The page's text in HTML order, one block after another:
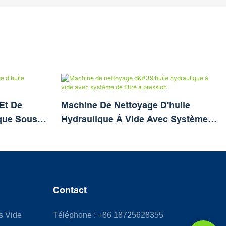
De
Sous
Machine De Nettoyage D'huile
Hydraulique À Vide Avec Système
Vide
Contact
Téléphone : +86 18725628355